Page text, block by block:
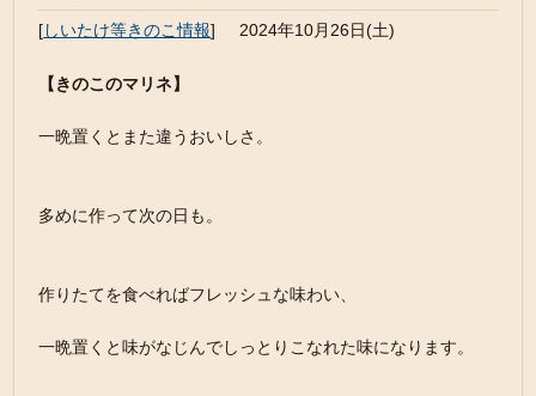
[しいたけ等きのこ情報] 2024年10月26日(土)
【きのこのマリネ】
一晩置くとまた違うおいしさ。
多めに作って次の日も。
作りたてを食べればフレッシュな味わい、
一晩置くと味がなじんでしっとりこなれた味になります。